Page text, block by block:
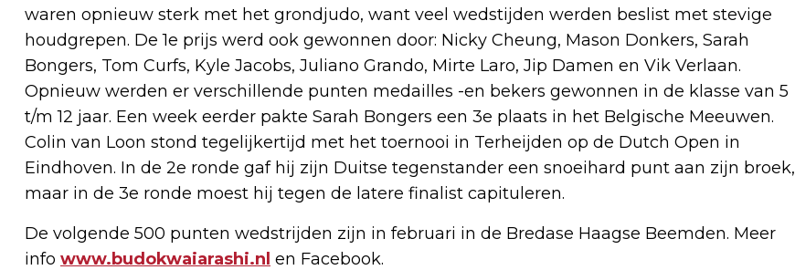
waren opnieuw sterk met het grondjudo, want veel wedstijden werden beslist met stevige
houdgrepen. De 1e prijs werd ook gewonnen door: Nicky Cheung, Mason Donkers, Sarah
Bongers, Tom Curfs, Kyle Jacobs, Juliano Grando, Mirte Laro, Jip Damen en Vik Verlaan.
Opnieuw werden er verschillende punten medailles -en bekers gewonnen in de klasse van 5
t/m 12 jaar. Een week eerder pakte Sarah Bongers een 3e plaats in het Belgische Meeuwen.
Colin van Loon stond tegelijkertijd met het toernooi in Terheijden op de Dutch Open in
Eindhoven. In de 2e ronde gaf hij zijn Duitse tegenstander een snoeihard punt aan zijn broek,
maar in de 3e ronde moest hij tegen de latere finalist capituleren.
De volgende 500 punten wedstrijden zijn in februari in de Bredase Haagse Beemden. Meer
info www.budokwaiarashi.nl en Facebook.